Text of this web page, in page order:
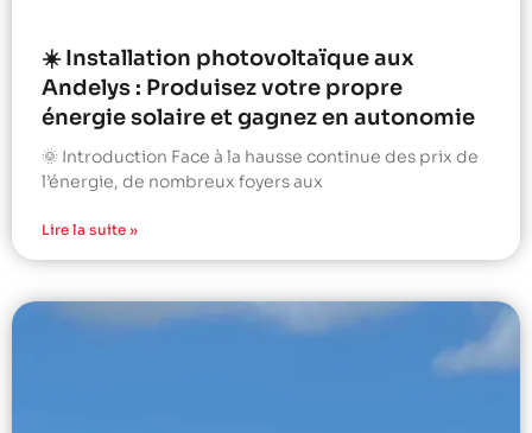
☀️ Installation photovoltaïque aux
Andelys : Produisez votre propre
énergie solaire et gagnez en autonomie
🌞 Introduction Face à la hausse continue des prix de
l’énergie, de nombreux foyers aux
Lire la suite »